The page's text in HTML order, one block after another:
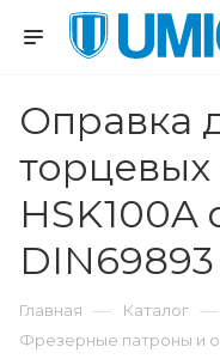
Оправка
HSK100A
DIN69893
Главная — Каталог —
Фрезерные патроны и